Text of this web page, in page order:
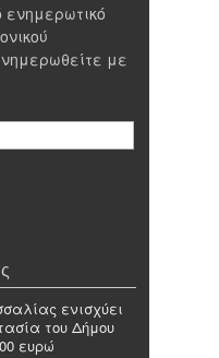
ενημερωτικό
με
ενισχύει
του Δήμου
ευρώ